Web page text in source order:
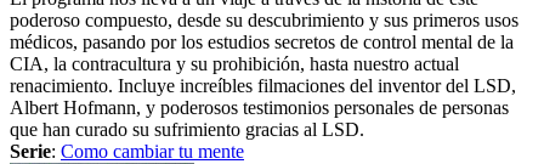
poderoso compuesto, desde su descubrimiento y sus primeros usos
médicos, pasando por los estudios secretos de control mental de la
CIA, la contracultura y su prohibición, hasta nuestro actual
renacimiento. Incluye increíbles filmaciones del inventor del LSD,
Albert Hofmann, y poderosos testimonios personales de personas
que han curado su sufrimiento gracias al LSD.
Serie: Como cambiar tu mente